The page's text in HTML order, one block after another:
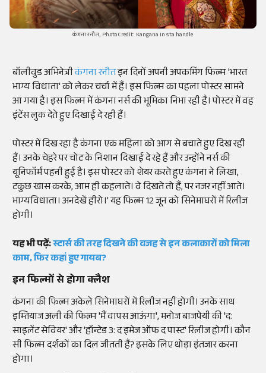
कंगना रनौत, Photo Credit: Kangana Insta handle
बॉलीवुड अभिनेत्रीकंगना रनौतइन दिनों अपनी अपकमिंग फिल्म 'भारत
भाग्य विधाता' को लेकर चर्चा में हैं। इस फिल्म का पहला पोस्टर सामने
आ गया है। इस फिल्म में कंगना नर्स की भूमिका निभा रही हैं। पोस्टर में वह
इंटेंस लुक देते हुए दिखाई दे रही हैं।
पोस्टर में दिख रहा है कंगना एक महिला को आग से बचाते हुए दिख रही
हैं। उनके चेहरे पर चोट के निशान दिखाई दे रहे हैं और उन्होंने नर्स की
यूनिफॉर्म पहनी हुई है। इस पोस्टर को शेयर करते हुए कंगना ने लिखा,
टकुछ खास करके, आम ही कहलाते। वे दिखते तो हैं, पर नजर नहीं आते।
भाग्यविधाता। अनदेखें हीरो।' यह फिल्म 12 जून को सिनेमाघरों में रिलीज
होगी।
यह भी पढ़ें:स्टार्स की तरह दिखने की वजह से इन कलाकारों को मिला
काम, फिर कहां हुए गायब?
इन फिल्मों से होगा क्लैश
कंगना की फिल्म अकेले सिनेमाघरों में रिलीज नहीं होगी। उनके साथ
इम्तियाज अली की फिल्म 'मैं वापस आऊंगा', मनोज बाजपेयी की 'द:
साइलेंट सेवियर' और 'हॉन्टेड 3: द इमेज ऑफ द पास्ट' रिलीज होगी। कौन
सी फिल्म दर्शकों का दिल जीतती हैं? इसके लिए थोड़ा इंतजार करना
होगा।